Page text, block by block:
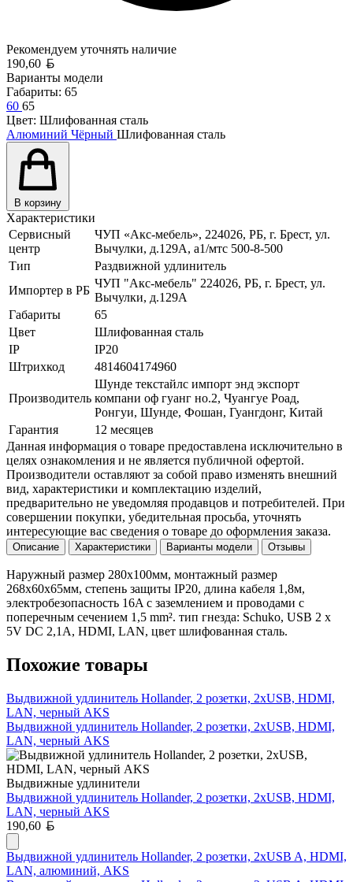
Рекомендуем уточнять наличие
190,60
Варианты модели
Габариты: 65
60 65
Цвет: Шлифованная сталь
Алюминий Чёрный Шлифованная сталь
В корзину
Характеристики
Сервисный
центр
ЧУП «Акс-мебель», 224026, РБ, г. Брест, ул.
Вычулки, д.129А, a1/мтс 500-8-500
Тип
Раздвижной удлинитель
Импортер в РБ
ЧУП "Акс-мебель" 224026, РБ, г. Брест, ул.
Вычулки, д.129А
Габариты
65
Цвет
Шлифованная сталь
IP
IP20
Штрихкод
4814604174960
Производитель
Шунде текстайлс импорт энд экспорт
компани оф гуанг но.2, Чуангуе Роад,
Ронгуи, Шунде, Фошан, Гуангдонг, Китай
Гарантия
12 месяцев
Данная информация о товаре предоставлена исключительно в
целях ознакомления и не является публичной офертой.
Производители оставляют за собой право изменять внешний
вид, характеристики и комплектацию изделий,
предварительно не уведомляя продавцов и потребителей. При
совершении покупки, убедительная просьба, уточнять
интересующие вас сведения о товаре до оформления заказа.
Описание Характеристики Варианты модели Отзывы
Наружный размер 280х100мм, монтажный размер
268х60х65мм, степень защиты IP20, длина кабеля 1,8м,
электробезопасность 16A с заземлением и проводами с
поперечным сечением 1,5 mm². тип гнезда: Schuko, USB 2 x
5V DC 2,1A, HDMI, LAN, цвет шлифованная сталь.
Похожие товары
Выдвижной удлинитель Hollander, 2 розетки, 2xUSB, HDMI,
LAN, черный AKS
Выдвижной удлинитель Hollander, 2 розетки, 2xUSB, HDMI,
LAN, черный AKS
Выдвижные удлинители
Выдвижной удлинитель Hollander, 2 розетки, 2xUSB, HDMI,
LAN, черный AKS
190,60
Выдвижной удлинитель Hollander, 2 розетки, 2xUSB A, HDMI,
LAN, алюминий, AKS